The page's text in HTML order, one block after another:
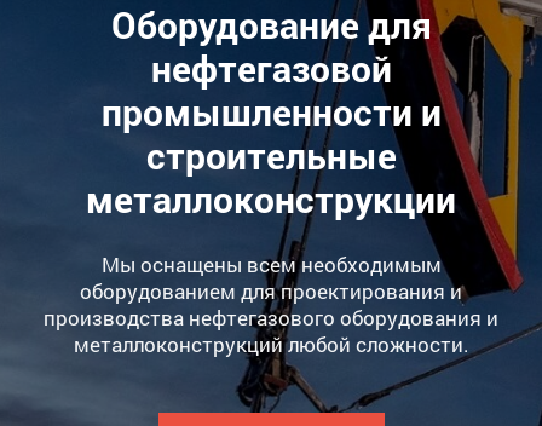
Оборудование для
нефтегазовой
промышленности и
строительные
металлоконструкции
Мы оснащены всем необходимым
оборудованием для проектирования и
производства нефтегазового оборудования и
металлоконструкций любой сложности.